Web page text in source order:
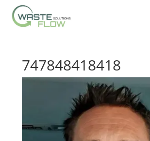
747848418418